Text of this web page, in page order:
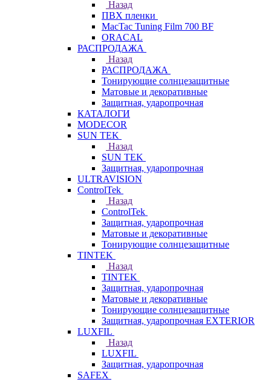
Назад
ПВХ пленки
MacTac Tuning Film 700 BF
ORACAL
РАСПРОДАЖА
Назад
РАСПРОДАЖА
Тонирующие солнцезащитные
Матовые и декоративные
Защитная, ударопрочная
КАТАЛОГИ
MODECOR
SUN TEK
Назад
SUN TEK
Защитная, ударопрочная
ULTRAVISION
ControlTek
Назад
ControlTek
Защитная, ударопрочная
Матовые и декоративные
Тонирующие солнцезащитные
TINTEK
Назад
TINTEK
Защитная, ударопрочная
Матовые и декоративные
Тонирующие солнцезащитные
Защитная, ударопрочная EXTERIOR
LUXFIL
Назад
LUXFIL
Защитная, ударопрочная
SAFEX